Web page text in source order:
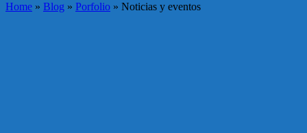
Home » Blog » Porfolio » Noticias y eventos